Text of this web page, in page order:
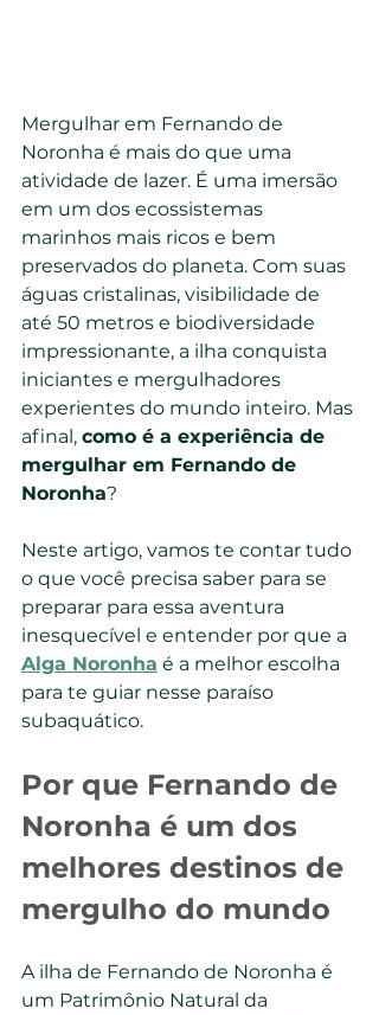
Mergulhar em Fernando de
Noronha é mais do que uma
atividade de lazer. É uma imersão
em um dos ecossistemas
marinhos mais ricos e bem
preservados do planeta. Com suas
águas cristalinas, visibilidade de
até 50 metros e biodiversidade
impressionante, a ilha conquista
iniciantes e mergulhadores
experientes do mundo inteiro. Mas
afinal, como é a experiência de
mergulhar em Fernando de
Noronha?
Neste artigo, vamos te contar tudo
o que você precisa saber para se
preparar para essa aventura
inesquecível e entender por que a
Alga Noronha é a melhor escolha
para te guiar nesse paraíso
subaquático.
Por que Fernando de
Noronha é um dos
melhores destinos de
mergulho do mundo
A ilha de Fernando de Noronha é
um Patrimônio Natural da